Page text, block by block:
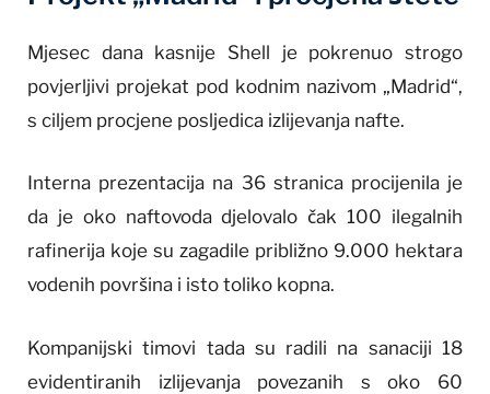
Mjesec dana kasnije Shell je pokrenuo strogo
povjerljivi projekat pod kodnim nazivom „Madrid“,
s ciljem procjene posljedica izlijevanja nafte.
Interna prezentacija na 36 stranica procijenila je
da je oko naftovoda djelovalo čak 100 ilegalnih
rafinerija koje su zagadile približno 9.000 hektara
vodenih površina i isto toliko kopna.
Kompanijski timovi tada su radili na sanaciji 18
evidentiranih izlijevanja povezanih s oko 60